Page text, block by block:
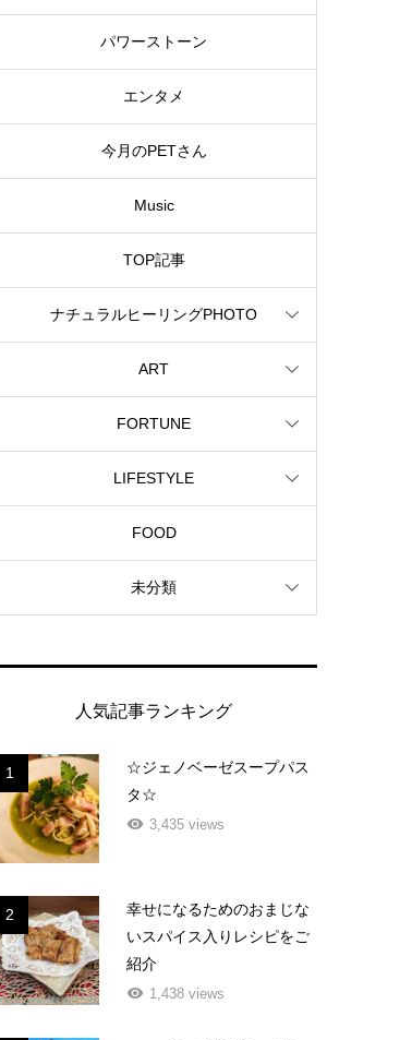
パワーストーン
エンタメ
今月のPETさん
Music
TOP記事
ナチュラルヒーリングPHOTO
ART
FORTUNE
LIFESTYLE
FOOD
未分類
人気記事ランキング
1
☆ジェノベーゼスープパス
タ☆
3,435 views
2
幸せになるためのおまじな
いスパイス入りレシピをご
紹介
1,438 views